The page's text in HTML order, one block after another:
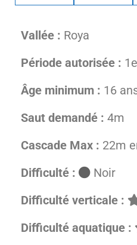
Vallée : Roya
Période autorisée :
Âge minimum : 16
Saut demandé : 4m
Cascade Max : 22m
Difficulté :
Noir
Difficulté verticale :
Difficulté aquatique :